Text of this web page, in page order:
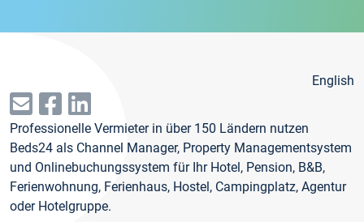
English
Professionelle Vermieter in über 150 Ländern nutzen
Beds24 als Channel Manager, Property Managementsystem
und Onlinebuchungssystem für Ihr Hotel, Pension, B&B,
Ferienwohnung, Ferienhaus, Hostel, Campingplatz, Agentur
oder Hotelgruppe.